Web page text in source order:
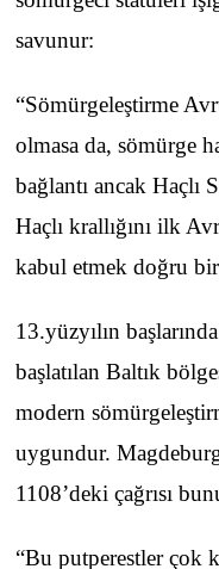
savunur:
“Sömürgeleştirme
olmasa da, sömürge
bağlantı ancak
Haçlı krallığını ilk
kabul etmek doğru bir
13.yüzyılın
başlatılan Baltık
modern
uygundur.
1108’deki çağrısı
“Bu putperestler çok